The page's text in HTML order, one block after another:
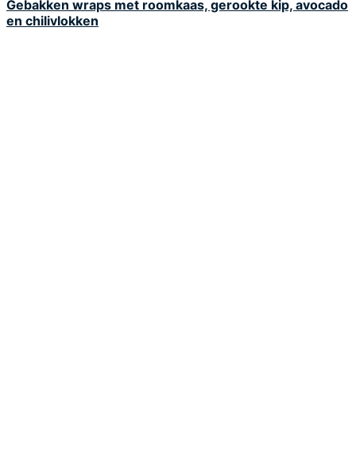
Gebakken wraps met roomkaas, gerookte kip, avocado
en chilivlokken